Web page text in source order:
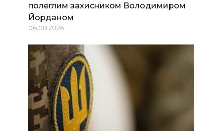
полеглим захисником Володимиром
Йорданом
06.08.2026